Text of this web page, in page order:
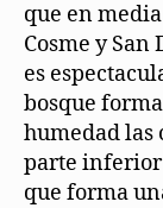
que en
Cosme y
es
bosque
humedad las
parte inferior
que forma